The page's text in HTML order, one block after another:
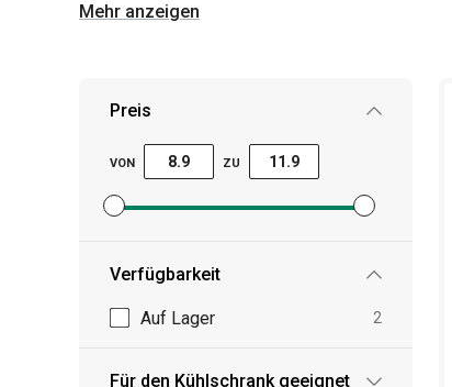
Mehr anzeigen
Preis
VON ZU
Mindestpreisfilter festlegen
Höchstpreisfilter festlegen
Verfügbarkeit
Auf Lager 2
Für den Kühlschrank geeignet